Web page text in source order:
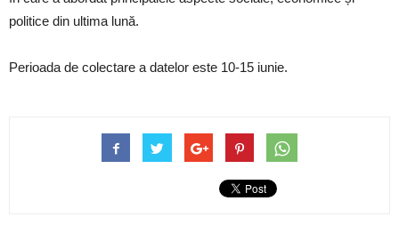
politice din ultima lună.
Perioada de colectare a datelor este 10-15 iunie.